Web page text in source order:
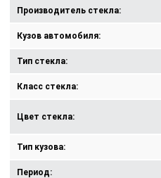
Производитель стекла:
Кузов автомобиля:
Тип стекла:
Класс стекла:
Цвет стекла:
Тип кузова:
Период: